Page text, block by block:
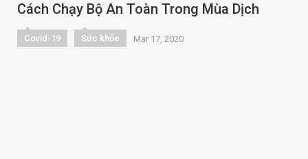
Cách Chạy Bộ An Toàn Trong Mùa Dịch
Covid-19 Sức khỏe Mar 17, 2020